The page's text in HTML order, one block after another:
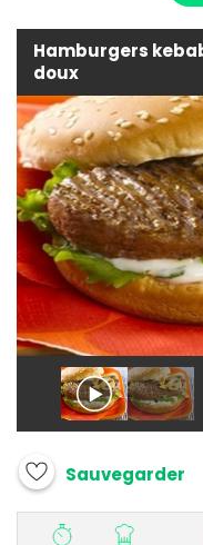
Hamburgers
doux
Sauvegarder